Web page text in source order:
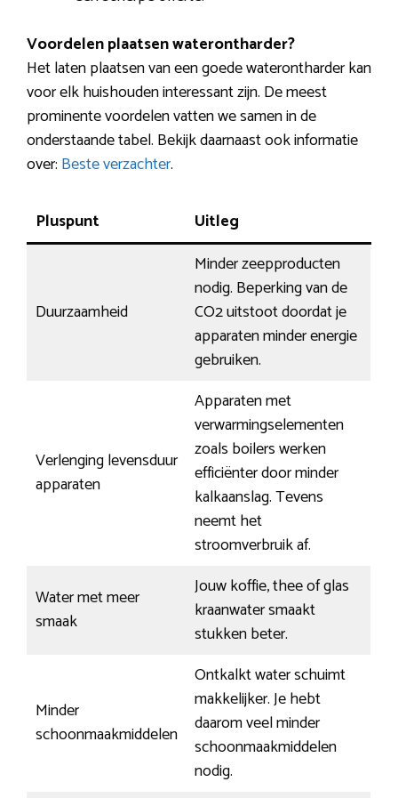
Voordelen plaatsen waterontharder?
Het laten plaatsen van een goede waterontharder kan
voor elk huishouden interessant zijn. De meest
prominente voordelen vatten we samen in de
onderstaande tabel. Bekijk daarnaast ook informatie
over: Beste verzachter.
Pluspunt Uitleg
Duurzaamheid
Minder zeepproducten
nodig. Beperking van de
CO2 uitstoot doordat je
apparaten minder energie
gebruiken.
Verlenging levensduur
apparaten
Apparaten met
verwarmingselementen
zoals boilers werken
efficiënter door minder
kalkaanslag. Tevens
neemt het
stroomverbruik af.
Water met meer
smaak
Jouw koffie, thee of glas
kraanwater smaakt
stukken beter.
Minder
schoonmaakmiddelen
Ontkalkt water schuimt
makkelijker. Je hebt
daarom veel minder
schoonmaakmiddelen
nodig.